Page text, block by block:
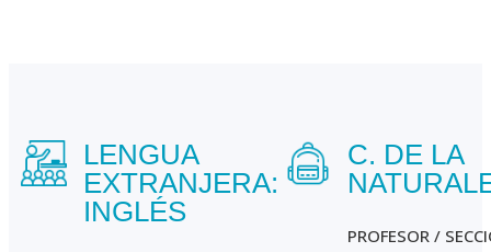
LENGUA
EXTRANJERA:
INGLÉS
C. DE LA
PROFESOR /